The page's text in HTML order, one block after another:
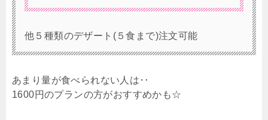
他５種類のデザート(５食まで)注文可能
あまり量が食べられない人は‥
1600円のプランの方がおすすめかも☆